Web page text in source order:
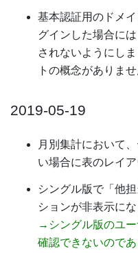
基本認証用のドメ
グインした場合に
されないようにし
トの概念がありませ
2019-05-19
月別集計において
い場合に表のレイ
シングル版で「他
ションが非表示に
→シングル版のユ
確認できないので